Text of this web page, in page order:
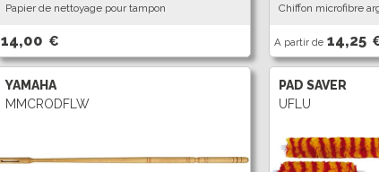
Papier de nettoyage pour tampon
14,00 €
Chiffon microfibre
A partir de 14,25
YAMAHA
MMCRODFLW
PAD SAVER
UFLU